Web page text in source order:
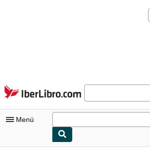
Pasar al contenido principal
IberLibro.com
Menú